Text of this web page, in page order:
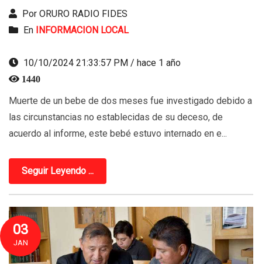
Por ORURO RADIO FIDES
En INFORMACION LOCAL
10/10/2024 21:33:57 PM / hace 1 año
1440
Muerte de un bebe de dos meses fue investigado debido a
las circunstancias no establecidas de su deceso, de
acuerdo al informe, este bebé estuvo internado en e...
Seguir Leyendo ...
03
JAN